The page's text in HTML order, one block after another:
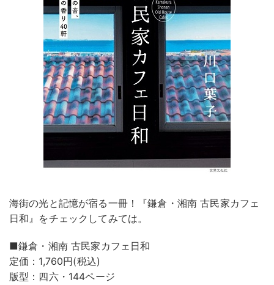
海街の光と記憶が宿る一冊！『鎌倉・湘南 古民家カフェ
日和』をチェックしてみては。
■鎌倉・湘南 古民家カフェ日和
定価：1,760円(税込)
版型：四六・144ページ